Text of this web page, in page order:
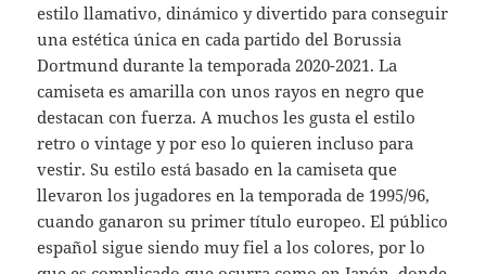
estilo llamativo, dinámico y divertido para conseguir
una estética única en cada partido del Borussia
Dortmund durante la temporada 2020-2021. La
camiseta es amarilla con unos rayos en negro que
destacan con fuerza. A muchos les gusta el estilo
retro o vintage y por eso lo quieren incluso para
vestir. Su estilo está basado en la camiseta que
llevaron los jugadores en la temporada de 1995/96,
cuando ganaron su primer título europeo. El público
español sigue siendo muy fiel a los colores, por lo